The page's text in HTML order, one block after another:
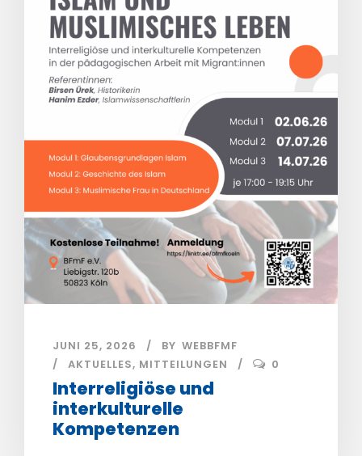
JUNI 25, 2026 BY WEBBFMF
AKTUELLES, MITTEILUNGEN 0
Interreligiöse und
interkulturelle
Kompetenzen